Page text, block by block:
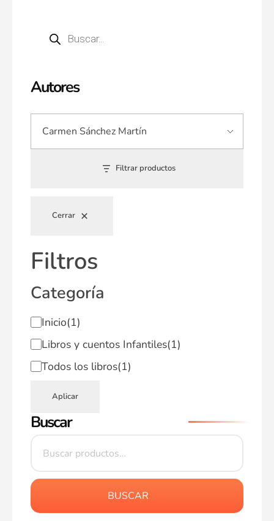
Autores
Filtrar productos
Cerrar
Filtros
Categoría
Inicio(1)
Libros y cuentos Infantiles(1)
Todos los libros(1)
Aplicar
Buscar
BUSCAR